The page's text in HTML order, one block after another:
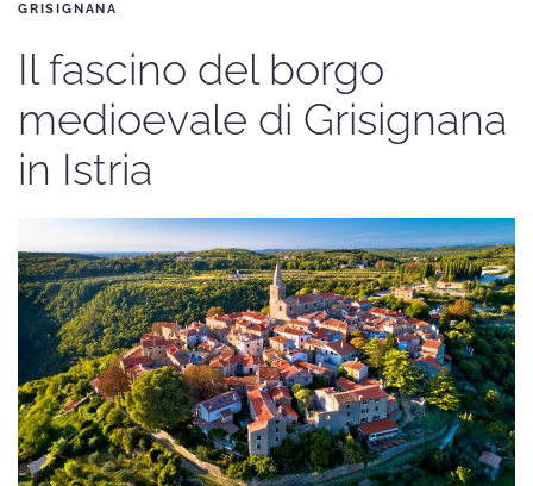
GRISIGNANA
Il fascino del borgo
medioevale di Grisignana
in Istria